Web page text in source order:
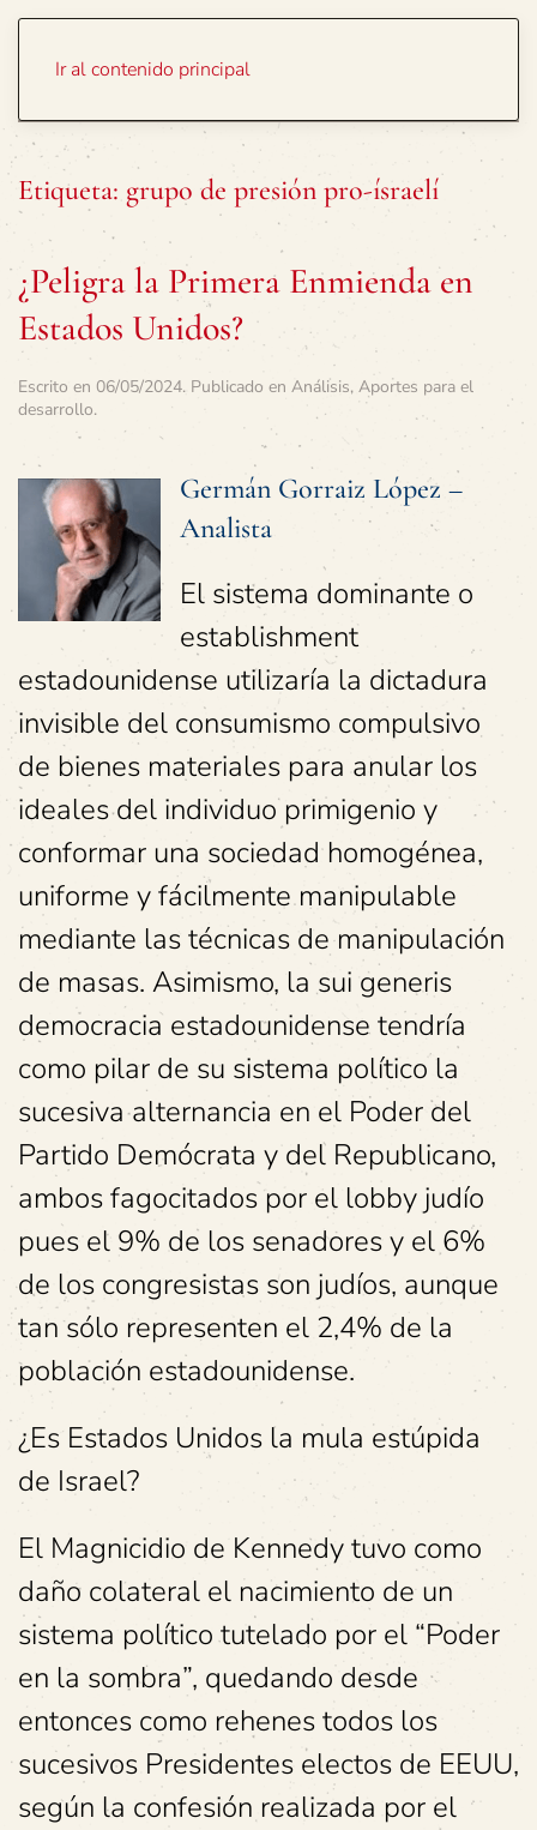
Ir al contenido principal
Etiqueta: grupo de presión pro-ísraelí
¿Peligra la Primera Enmienda en
Estados Unidos?
Escrito en 06/05/2024. Publicado en Análisis, Aportes para el
desarrollo.
Germán Gorraiz López –
Analista
El sistema dominante o
establishment
estadounidense utilizaría la dictadura
invisible del consumismo compulsivo
de bienes materiales para anular los
ideales del individuo primigenio y
conformar una sociedad homogénea,
uniforme y fácilmente manipulable
mediante las técnicas de manipulación
de masas. Asimismo, la sui generis
democracia estadounidense tendría
como pilar de su sistema político la
sucesiva alternancia en el Poder del
Partido Demócrata y del Republicano,
ambos fagocitados por el lobby judío
pues el 9% de los senadores y el 6%
de los congresistas son judíos, aunque
tan sólo representen el 2,4% de la
población estadounidense.
¿Es Estados Unidos la mula estúpida
de Israel?
El Magnicidio de Kennedy tuvo como
daño colateral el nacimiento de un
sistema político tutelado por el “Poder
en la sombra”, quedando desde
entonces como rehenes todos los
sucesivos Presidentes electos de EEUU,
según la confesión realizada por el